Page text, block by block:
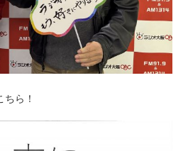
ら！